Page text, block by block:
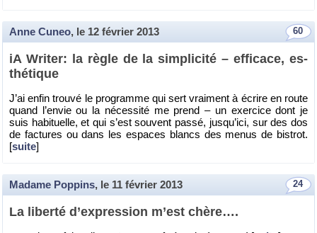
60
Anne Cuneo, le 12 février 2013
iA Wri­ter: la règle de la sim­pli­cité – ef­fi­cace, es­
thé­tique
J’ai enfin trouvé le pro­gramme qui sert vrai­ment à écrire en route
quand l’en­vie ou la né­ces­sité me prend – un exer­cice dont je
suis ha­bi­tuelle, et qui s’est sou­vent passé, jus­qu’ici, sur des dos
de fac­tures ou dans les es­paces blancs des menus de bis­trot.
[suite]
24
Madame Poppins, le 11 février 2013
La li­berté d’ex­pres­sion m’est chère….